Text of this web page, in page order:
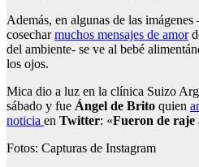
Además, en algunas de las imágenes
cosecharmuchos mensajes de amor
del ambiente- se ve al bebé
los ojos.
Mica dio a luz en la clínica Suizo
sábado y fue Ángel de Brito quien
noticia en Twitter: «Fueron de raje
Fotos: Capturas de Instagram